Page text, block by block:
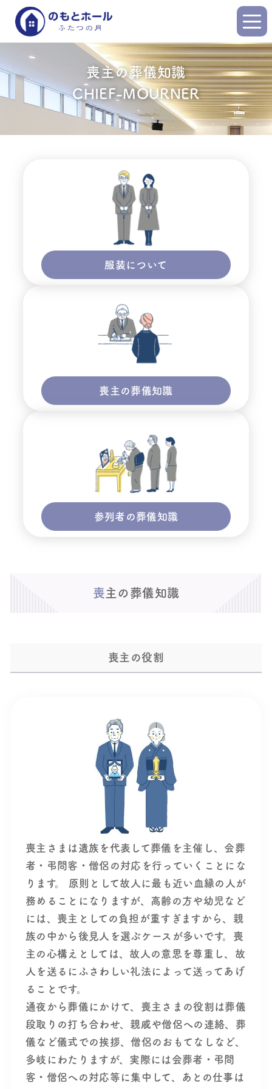
喪主の葬儀知識
CHIEF-MOURNER
服装について
喪主の葬儀知識
参列者の葬儀知識
喪主の葬儀知識
喪主の役割
喪主さまは遺族を代表して葬儀を主催し、会葬
者・弔問客・僧侶の対応を行っていくことにな
ります。 原則として故人に最も近い血縁の人が
務めることになりますが、高齢の方や幼児など
には、喪主としての負担が重すぎますから、親
族の中から後見人を選ぶケースが多いです。喪
主の心構えとしては、故人の意思を尊重し、故
人を送るにふさわしい礼法によって送ってあげ
ることです。
通夜から葬儀にかけて、喪主さまの役割は葬儀
段取りの打ち合わせ、親戚や僧侶への連絡、葬
儀など儀式での挨拶、僧侶のおもてなしなど、
多岐にわたりますが、実際には会葬者・弔問
客・僧侶への対応等に集中して、あとの仕事は